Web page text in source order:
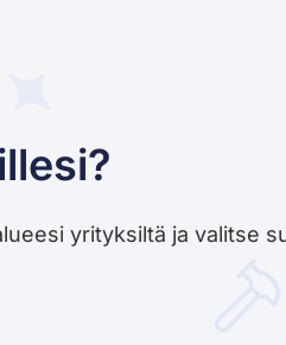
yrityksiltä ja valitse